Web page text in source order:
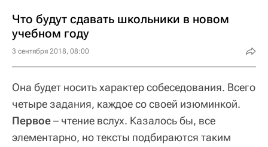
Что будут сдавать школьники в новом
учебном году
3 сентября 2018, 08:00
Она будет носить характер собеседования. Всего
четыре задания, каждое со своей изюминкой.
Первое– чтение вслух. Казалось бы, все
элементарно, но тексты подбираются таким